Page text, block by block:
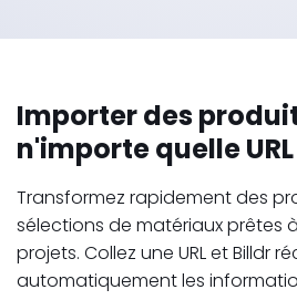
Importer des
n'importe quelle URL
Transformez rapidement des
sélections de matériaux prêtes
projets. Collez une URL et Billdr
automatiquement les